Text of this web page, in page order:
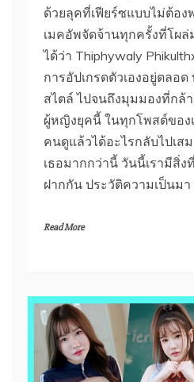
ด้วยลุคที่เฟียร์ซแบบไม่ต้อง
เมคอัพจัดจ้านทุกครั้งที่โผล่
ได้ว่า Thiphywaly
การอัปเกรดตัวเองอยู่ตลอ
สไตล์ ไปจนถึงมุมมองที่กล้า
ผู้หญิงยุคนี้ ในทุกโพสต์ของ
คนดูแล้วได้อะไรกลับไปเ
เธอมากกว่านี้ วันนี้เรามีสิ่ง
ฝากกัน ประวัติความเป็นม
Read More